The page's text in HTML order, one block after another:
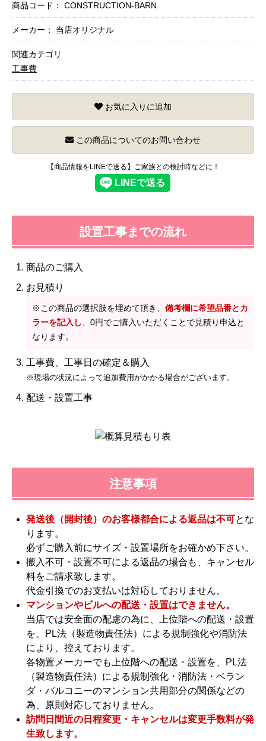
商品コード： CONSTRUCTION-BARN
メーカー： 当店オリジナル
関連カテゴリ
工事費
お気に入りに追加
この商品についてのお問い合わせ
【商品情報をLINEで送る】ご家族との検討時などに！
設置工事までの流れ
商品のご購入
お見積り
※この商品の選択肢を埋めて頂き、 備考欄に希望品番とカ
ラーを記入し 、0円でご購入いただくことで見積り申込と
なります。
工事費、工事日の確定＆購入
※現場の状況によって追加費用がかかる場合がございます。
配送・設置工事
注意事項
発送後（開封後）のお客様都合による返品は不可とな
ります。
必ずご購入前にサイズ・設置場所をお確かめ下さい。
搬入不可・設置不可による返品の場合も、キャンセル
料をご請求致します。
代金引換でのお支払いは対応しておりません。
マンションやビルへの配送・設置はできません。
当店では安全面の配慮の為に、上位階への配送・設置
を、PL法（製造物責任法）による規制強化や消防法
により、控えております。
各物置メーカーでも上位階への配送・設置を、PL法
（製造物責任法）による規制強化・消防法・ベラン
ダ・バルコニーのマンション共用部分の関係などの
為、原則対応しておりません。
訪問日間近の日程変更・キャンセルは変更手数料が発
生致します。